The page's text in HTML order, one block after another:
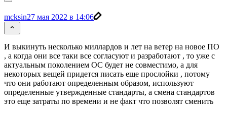
mcksin27 мая 2022 в 14:06
И выкинуть несколько миллардов и лет на ветер на новое ПО
, а когда они все таки все согласуют и разработают , то уже с
актуальным поколением ОС будет не совместимо, а для
некоторых вещей придется писать еще прослойки , потому
что они работают определенным образом, используют
определенные утвержденные стандарты, а смена стандартов
это еще затраты по времени и не факт что позволят сменить